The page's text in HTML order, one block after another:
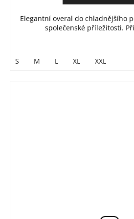
Elegantní overal do chladnějšího
společenské příležitosti.
S M L XL XXL